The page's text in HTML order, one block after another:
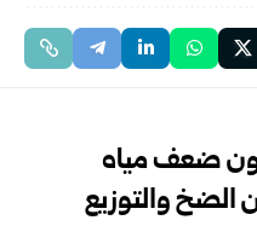
ضعف مياه
الضخ والتوزيع